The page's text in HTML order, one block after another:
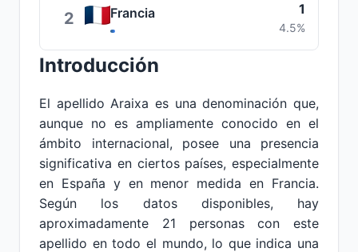
2 Francia 1
4.5%
Introducción
El apellido Araixa es una denominación que,
aunque no es ampliamente conocido en el
ámbito internacional, posee una presencia
significativa en ciertos países, especialmente
en España y en menor medida en Francia.
Según los datos disponibles, hay
aproximadamente 21 personas con este
apellido en todo el mundo, lo que indica una